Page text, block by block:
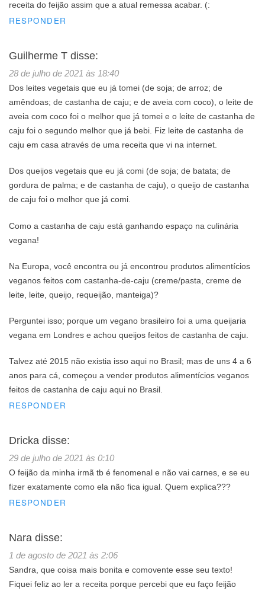
receita do feijão assim que a atual remessa acabar. (:
RESPONDER
Guilherme T disse:
28 de julho de 2021 às 18:40
Dos leites vegetais que eu já tomei (de soja; de arroz; de
amêndoas; de castanha de caju; e de aveia com coco), o leite de
aveia com coco foi o melhor que já tomei e o leite de castanha de
caju foi o segundo melhor que já bebi. Fiz leite de castanha de
caju em casa através de uma receita que vi na internet.
Dos queijos vegetais que eu já comi (de soja; de batata; de
gordura de palma; e de castanha de caju), o queijo de castanha
de caju foi o melhor que já comi.
Como a castanha de caju está ganhando espaço na culinária
vegana!
Na Europa, você encontra ou já encontrou produtos alimentícios
veganos feitos com castanha-de-caju (creme/pasta, creme de
leite, leite, queijo, requeijão, manteiga)?
Perguntei isso; porque um vegano brasileiro foi a uma queijaria
vegana em Londres e achou queijos feitos de castanha de caju.
Talvez até 2015 não existia isso aqui no Brasil; mas de uns 4 a 6
anos para cá, começou a vender produtos alimentícios veganos
feitos de castanha de caju aqui no Brasil.
RESPONDER
Dricka disse:
29 de julho de 2021 às 0:10
O feijão da minha irmã tb é fenomenal e não vai carnes, e se eu
fizer exatamente como ela não fica igual. Quem explica???
RESPONDER
Nara disse:
1 de agosto de 2021 às 2:06
Sandra, que coisa mais bonita e comovente esse seu texto!
Fiquei feliz ao ler a receita porque percebi que eu faço feijão